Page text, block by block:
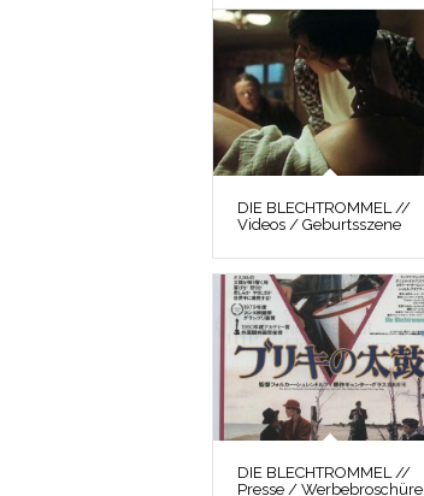
DIE BLECHTROMMEL //
Videos / Geburtsszene
DIE BLECHTROMMEL //
Presse / Werbebroschüre